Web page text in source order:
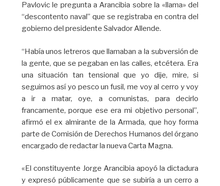
Pavlovic le pregunta a Arancibia sobre la «llama» del
“descontento naval” que se registraba en contra del
gobierno del presidente Salvador Allende.
“Había unos letreros que llamaban a la subversión de
la gente, que se pegaban en las calles, etcétera. Era
una situación tan tensional que yo dije, mire, si
seguimos así yo pesco un fusil, me voy al cerro y voy
a ir a matar, oye, a comunistas, para decirlo
francamente, porque ese era mi objetivo personal”,
afirmó el ex almirante de la Armada, que hoy forma
parte de Comisión de Derechos Humanos del órgano
encargado de redactar la nueva Carta Magna.
«El constituyente Jorge Arancibia apoyó la dictadura
y expresó públicamente que se subiría a un cerro a